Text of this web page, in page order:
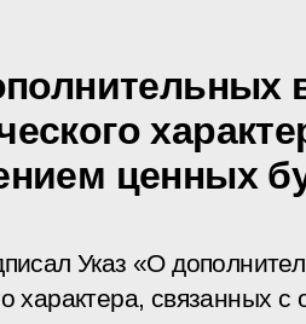
ценных
Указ «О
характера, связанных